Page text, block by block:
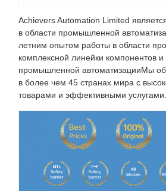
Achievers Automation Limited
в области промышленной
летним опытом работы в области
комплексной линейки компонентов и
промышленной автоматизацииМы
в более чем 45 странах мира с
товарами и эффективными услугами.